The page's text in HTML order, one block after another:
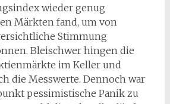
wieder genug
Märkten fand, um von
Stimmung
Bleischwer hingen die
im Keller und
die Messwerte. Dennoch war
pessimistische Panik zu